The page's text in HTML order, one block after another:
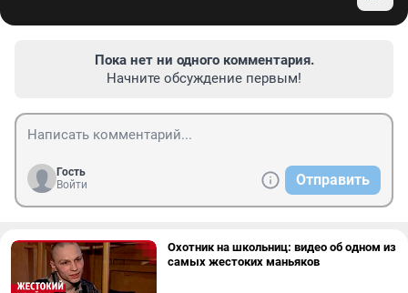
Пока нет ни одного комментария.
Начните обсуждение первым!
Гость
Войти
Отправить
Охотник на школьниц: видео об одном из
самых жестоких маньяков